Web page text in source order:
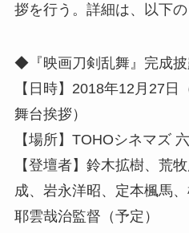
拶を行う。詳細は、以下の
◆『映画刀剣乱舞』完成
【日時】2018年12月27
舞台挨拶）
【場所】TOHOシネマズ
【登壇者】鈴木拡樹、荒
成、岩永洋昭、定本楓馬
耶雲哉治監督（予定）